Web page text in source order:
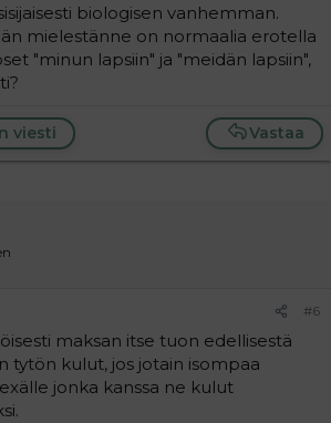
biologisen vanhemman.
mielestänne on normaalia erotella
"minun lapsiin" ja "meidän lapsiin",
Vastaa
viesti
#6
maksan itse tuon edellisestä
tytön kulut, jos jotain isompaa
jonka kanssa ne kulut